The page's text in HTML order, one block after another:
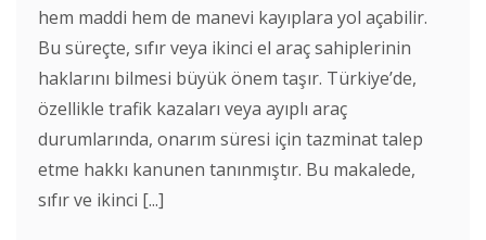
hem maddi hem de manevi kayıplara yol açabilir.
Bu süreçte, sıfır veya ikinci el araç sahiplerinin
haklarını bilmesi büyük önem taşır. Türkiye’de,
özellikle trafik kazaları veya ayıplı araç
durumlarında, onarım süresi için tazminat talep
etme hakkı kanunen tanınmıştır. Bu makalede,
sıfır ve ikinci [...]